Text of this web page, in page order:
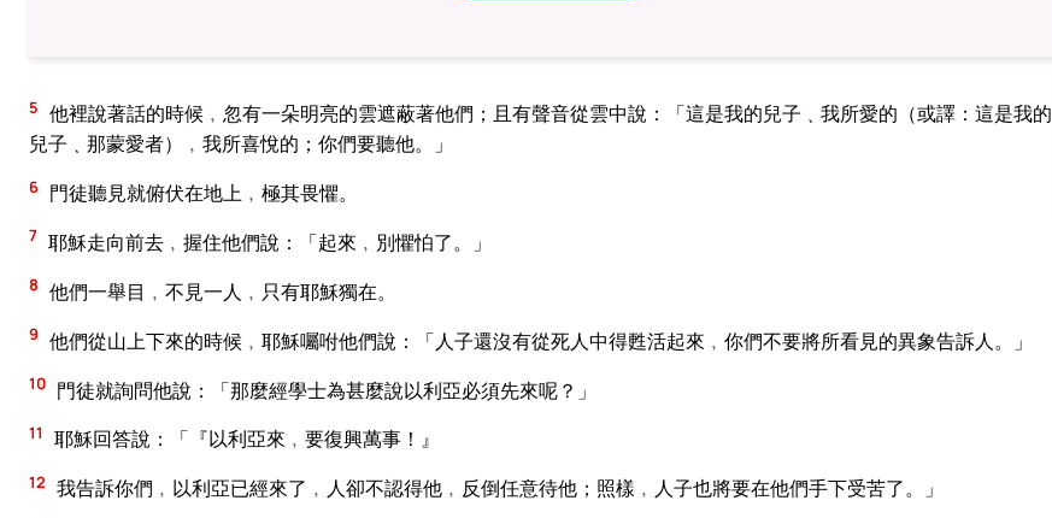
5 他裡說著話的時候﹐忽有一朵明亮的雲遮蔽著他們；且有聲音從雲中說：「這是我的兒子﹑我所愛的（或譯：這是我的
兒子﹑那蒙愛者）﹐我所喜悅的；你們要聽他。」
6 門徒聽見就俯伏在地上﹐極其畏懼。
7 耶穌走向前去﹐握住他們說：「起來﹐別懼怕了。」
8 他們一舉目﹐不見一人﹐只有耶穌獨在。
9 他們從山上下來的時候﹐耶穌囑咐他們說：「人子還沒有從死人中得甦活起來﹐你們不要將所看見的異象告訴人。」
10 門徒就詢問他說：「那麼經學士為甚麼說以利亞必須先來呢？」
11 耶穌回答說：「『以利亞來﹐要復興萬事！』
12 我告訴你們﹐以利亞已經來了﹐人卻不認得他﹐反倒任意待他；照樣﹐人子也將要在他們手下受苦了。」